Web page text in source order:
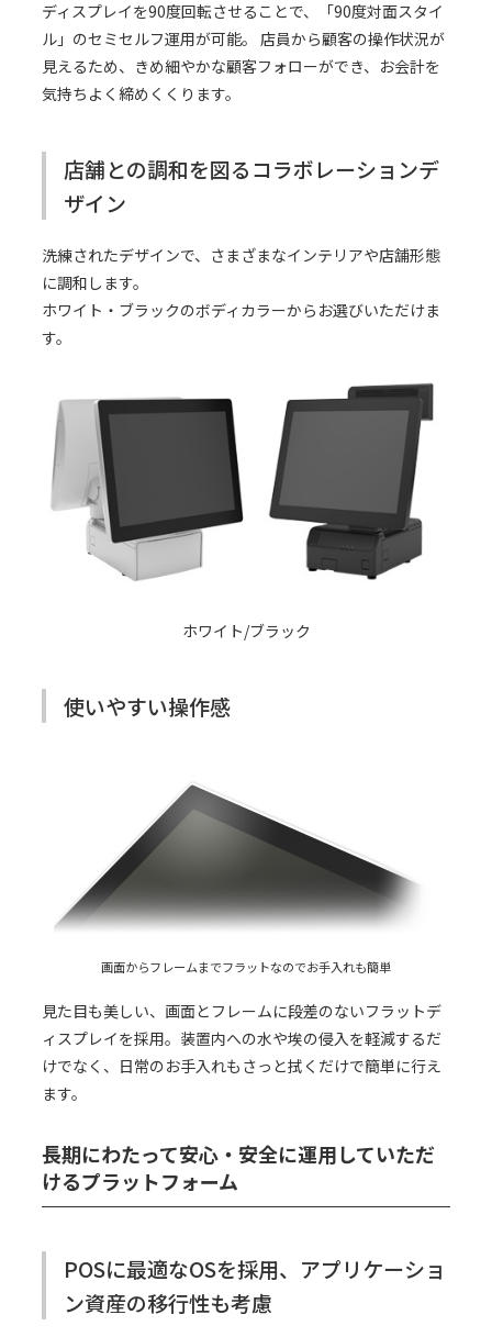
ディスプレイを90度回転させることで、「90度対面スタイ
ル」のセミセルフ運用が可能。 店員から顧客の操作状況が
見えるため、きめ細やかな顧客フォローができ、お会計を
気持ちよく締めくくります。
店舗との調和を図るコラボレーションデ
ザイン
洗練されたデザインで、さまざまなインテリアや店舗形態
に調和します。
ホワイト・ブラックのボディカラーからお選びいただけま
す。
ホワイト/ブラック
使いやすい操作感
画面からフレームまでフラットなのでお手入れも簡単
見た目も美しい、画面とフレームに段差のないフラットデ
ィスプレイを採用。装置内への水や埃の侵入を軽減するだ
けでなく、日常のお手入れもさっと拭くだけで簡単に行え
ます。
長期にわたって安心・安全に運用していただ
けるプラットフォーム
POSに最適なOSを採用、アプリケーショ
ン資産の移行性も考慮